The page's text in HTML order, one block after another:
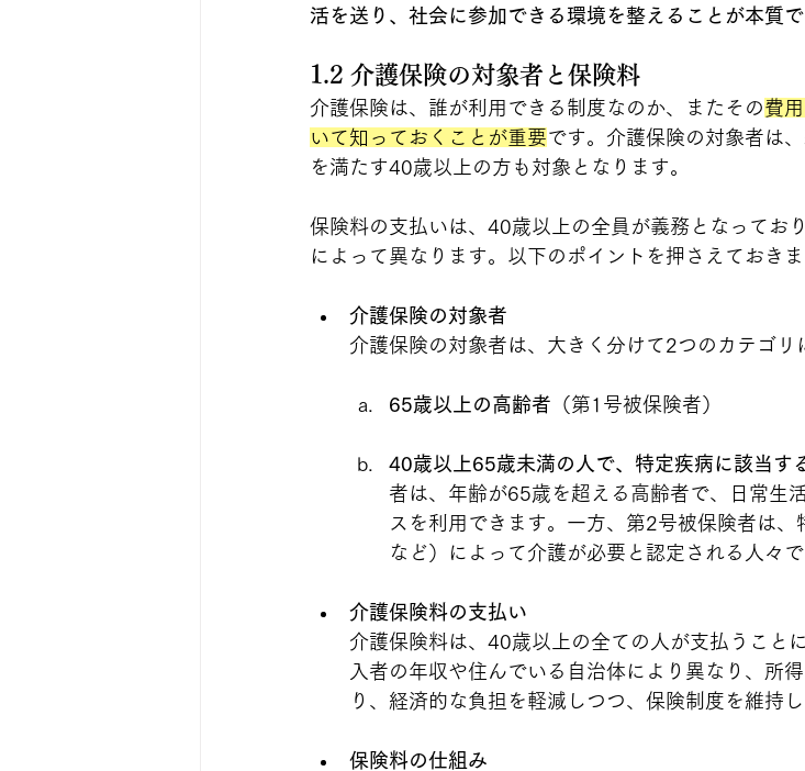
活を送り、社会に参加できる環境を整えることが本質で
1.2 介護保険の対象者と保険料
介護保険は、誰が利用できる制度なのか、またその費
いて知っておくことが重要です。介護保険の対象者は
を満たす40歳以上の方も対象となります。
保険料の支払いは、40歳以上の全員が義務となってお
によって異なります。以下のポイントを押さえておきま
介護保険の対象者
介護保険の対象者は、大きく分けて2つのカテゴリ
65歳以上の高齢者 （第1号被保険者）
40歳以上65歳未満の人で、特定疾病に該当す
者は、年齢が65歳を超える高齢者で、日常生
スを利用できます。一方、第2号被保険者は
など）によって介護が必要と認定される人々で
介護保険料の支払い
介護保険料は、40歳以上の全ての人が支払うこと
入者の年収や住んでいる自治体により異なり、所
り、経済的な負担を軽減しつつ、保険制度を維持し
保険料の仕組み